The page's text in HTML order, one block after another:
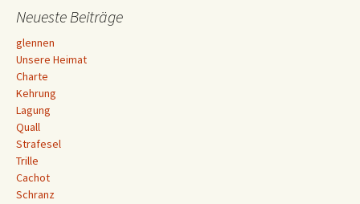
Navigation
Neueste Beiträge
glennen
Unsere Heimat
Charte
Kehrung
Lagung
Quall
Strafesel
Trille
Cachot
Schranz